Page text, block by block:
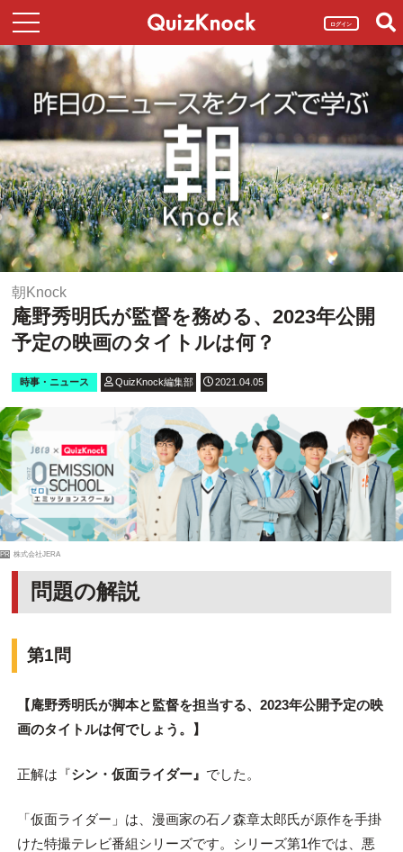
ログイン
朝Knock
庵野秀明氏が監督を務める、2023年公開
予定の映画のタイトルは何？
時事・ニュース QuizKnock編集部 2021.04.05
PR 株式会社JERA
問題の解説
第1問
【庵野秀明氏が脚本と監督を担当する、2023年公開予定の映
画のタイトルは何でしょう。】
正解は『シン・仮面ライダー』 でした。
「仮面ライダー」は、漫画家の石ノ森章太郎氏が原作を手掛
けた特撮テレビ番組シリーズです。シリーズ第1作では、悪